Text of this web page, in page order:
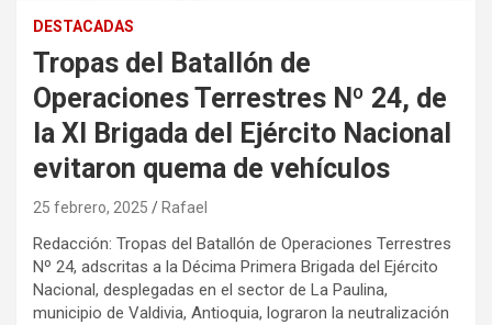
DESTACADAS
Tropas del Batallón de
Operaciones Terrestres Nº 24, de
la XI Brigada del Ejército Nacional
evitaron quema de vehículos
25 febrero, 2025 Rafael
Redacción: Tropas del Batallón de Operaciones Terrestres
Nº 24, adscritas a la Décima Primera Brigada del Ejército
Nacional, desplegadas en el sector de La Paulina,
municipio de Valdivia, Antioquia, lograron la neutralización